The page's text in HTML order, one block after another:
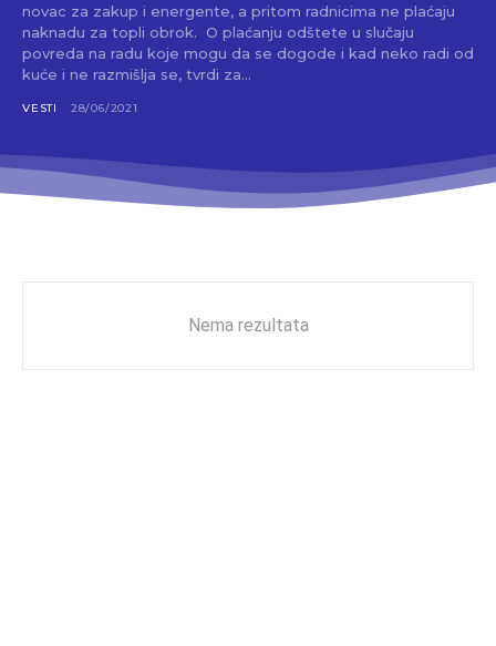
novac za zakup i energente, a pritom radnicima ne plaćaju
naknadu za topli obrok. O plaćanju odštete u slučaju
povreda na radu koje mogu da se dogode i kad neko radi od
kuće i ne razmišlja se, tvrdi za...
VESTI 28/06/2021
Nema rezultata